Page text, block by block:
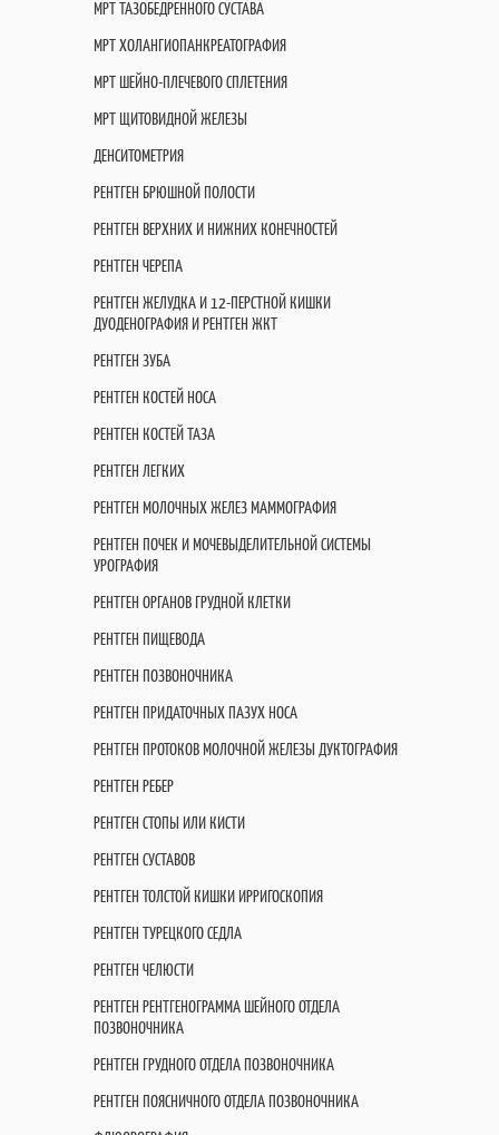
МРТ ТАЗОБЕДРЕННОГО СУСТАВА
МРТ ХОЛАНГИОПАНКРЕАТОГРАФИЯ
МРТ ШЕЙНО-ПЛЕЧЕВОГО СПЛЕТЕНИЯ
МРТ ЩИТОВИДНОЙ ЖЕЛЕЗЫ
ДЕНСИТОМЕТРИЯ
РЕНТГЕН БРЮШНОЙ ПОЛОСТИ
РЕНТГЕН ВЕРХНИХ И НИЖНИХ КОНЕЧНОСТЕЙ
РЕНТГЕН ЧЕРЕПА
РЕНТГЕН ЖЕЛУДКА И 12-ПЕРСТНОЙ КИШКИ
ДУОДЕНОГРАФИЯ И РЕНТГЕН ЖКТ
РЕНТГЕН ЗУБА
РЕНТГЕН КОСТЕЙ НОСА
РЕНТГЕН КОСТЕЙ ТАЗА
РЕНТГЕН ЛЕГКИХ
РЕНТГЕН МОЛОЧНЫХ ЖЕЛЕЗ МАММОГРАФИЯ
РЕНТГЕН ПОЧЕК И МОЧЕВЫДЕЛИТЕЛЬНОЙ СИСТЕМЫ
УРОГРАФИЯ
РЕНТГЕН ОРГАНОВ ГРУДНОЙ КЛЕТКИ
РЕНТГЕН ПИЩЕВОДА
РЕНТГЕН ПОЗВОНОЧНИКА
РЕНТГЕН ПРИДАТОЧНЫХ ПАЗУХ НОСА
РЕНТГЕН ПРОТОКОВ МОЛОЧНОЙ ЖЕЛЕЗЫ ДУКТОГРАФИЯ
РЕНТГЕН РЕБЕР
РЕНТГЕН СТОПЫ ИЛИ КИСТИ
РЕНТГЕН СУСТАВОВ
РЕНТГЕН ТОЛСТОЙ КИШКИ ИРРИГОСКОПИЯ
РЕНТГЕН ТУРЕЦКОГО СЕДЛА
РЕНТГЕН ЧЕЛЮСТИ
РЕНТГЕН РЕНТГЕНОГРАММА ШЕЙНОГО ОТДЕЛА
ПОЗВОНОЧНИКА
РЕНТГЕН ГРУДНОГО ОТДЕЛА ПОЗВОНОЧНИКА
РЕНТГЕН ПОЯСНИЧНОГО ОТДЕЛА ПОЗВОНОЧНИКА